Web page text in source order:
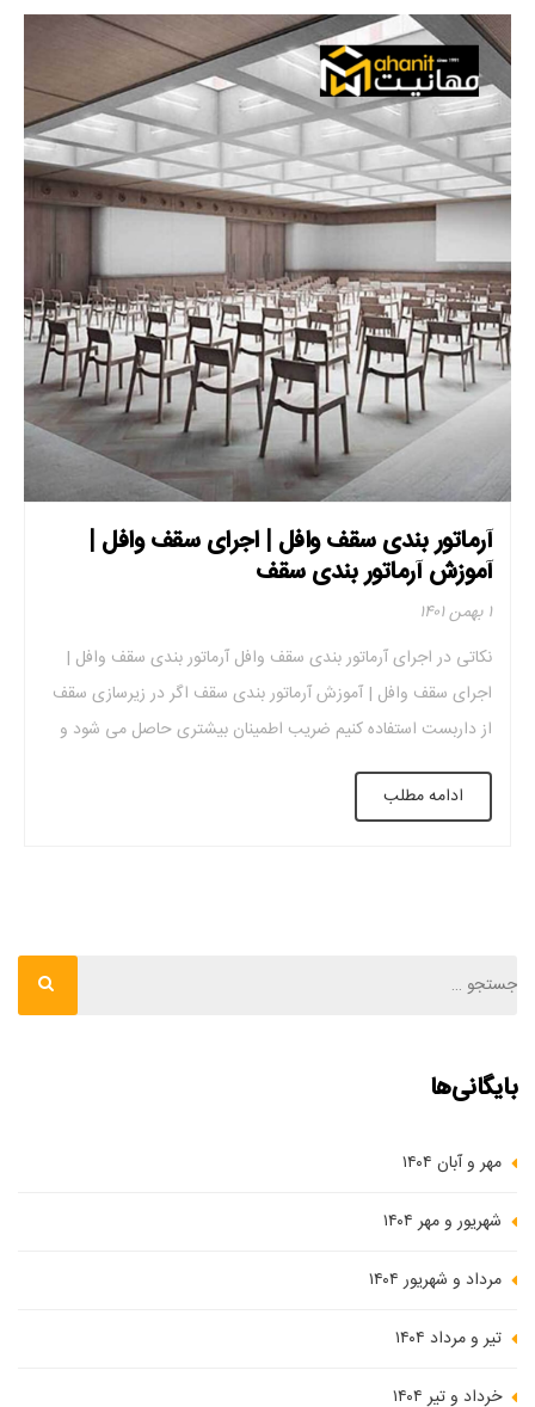
آرماتور بندی سقف وافل | اجرای سقف وافل |
آموزش آرماتور بندی سقف
۱ بهمن ۱۴۰۱
نکاتی در اجرای آرماتور بندی سقف وافل آرماتور بندی سقف وافل |
اجرای سقف وافل | آموزش آرماتور بندی سقف اگر در زیرسازی سقف
از داربست استفاده کنیم ضریب اطمینان بیشتری حاصل می شود و
خطراتی مانند خالی کردن جک و نشست سقف در هنگام بتن ریزی
کاهش می یابد. هنگامی که تیر در محل […]
ادامه مطلب
بایگانی‌ها
مهر و آبان ۱۴۰۴
شهریور و مهر ۱۴۰۴
مرداد و شهریور ۱۴۰۴
تیر و مرداد ۱۴۰۴
خرداد و تیر ۱۴۰۴